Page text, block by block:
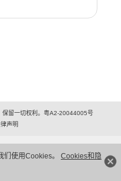
们使用Cookies。 Cookies和隐
留一切权利。粤A2-20044005号
声明